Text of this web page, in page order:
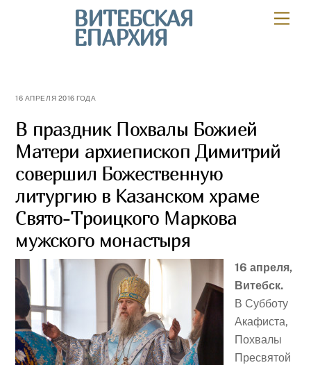
ВИТЕБСКАЯ
ЕПАРХИЯ
16 АПРЕЛЯ 2016 ГОДА
В праздник Похвалы Божией
Матери архиепископ Димитрий
совершил Божественную
литургию в Казанском храме
Свято-Троицкого Маркова
мужского монастыря
16 апреля,
Витебск.
В Субботу
Акафиста,
Похвалы
Пресвятой